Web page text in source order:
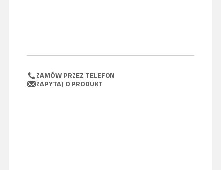
ZAMÓW PRZEZ TELEFON
ZAPYTAJ O PRODUKT